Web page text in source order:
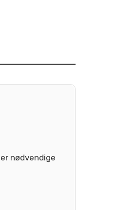
nødvendige